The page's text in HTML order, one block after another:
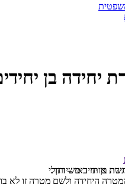
יחידה בן
בן יחידים – רחלי
אותי באישיותך.
היחידה ולשם מטרה זו לא